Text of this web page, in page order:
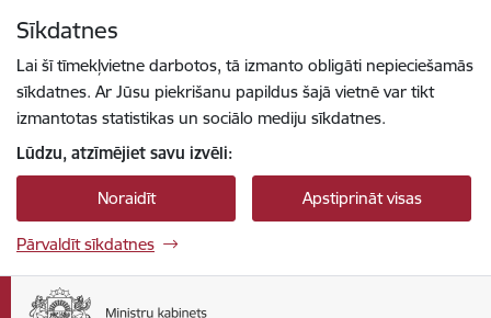
Sīkdatnes
Lai šī tīmekļvietne darbotos, tā izmanto obligāti nepieciešamās
sīkdatnes. Ar Jūsu piekrišanu papildus šajā vietnē var tikt
izmantotas statistikas un sociālo mediju sīkdatnes.
Lūdzu, atzīmējiet savu izvēli:
Noraidīt Apstiprināt visas
Pārvaldīt sīkdatnes